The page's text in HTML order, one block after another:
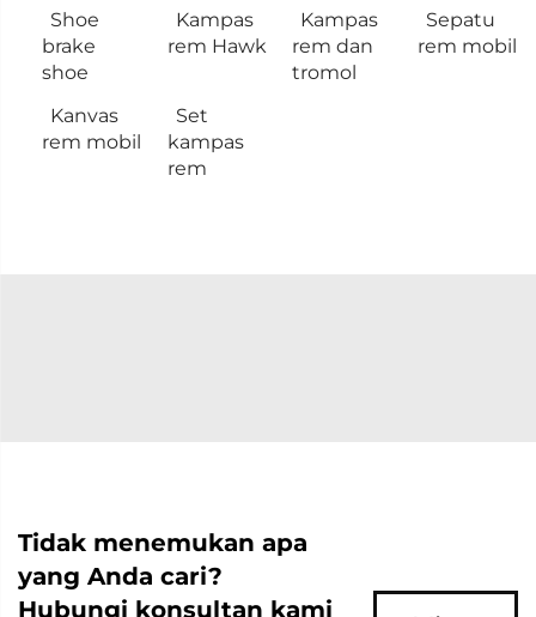
Shoe
brake
shoe
Kampas
rem Hawk
Kampas
rem dan
tromol
Sepatu
rem mobil
Kanvas
rem mobil
Set
kampas
rem
Tidak menemukan apa
yang Anda cari?
Hubungi konsultan kami